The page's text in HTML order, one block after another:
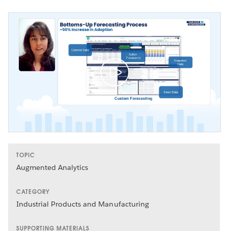
TOPIC
Augmented Analytics
CATEGORY
Industrial Products and Manufacturing
SUPPORTING MATERIALS